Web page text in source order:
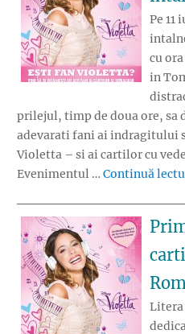
Pe 11
cu
in
prilejul, timp de doua ore, sa
adevarati fani ai indragitului
Violetta – si ai cartilor cu
Evenimentul … Continuă